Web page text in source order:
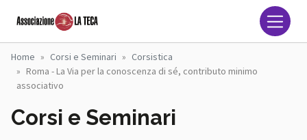
Associazione La Teca
Home Corsi e Seminari
Corsistica
Roma - La Via per la conoscenza di sé, contributo minimo
associativo
Corsi e Seminari